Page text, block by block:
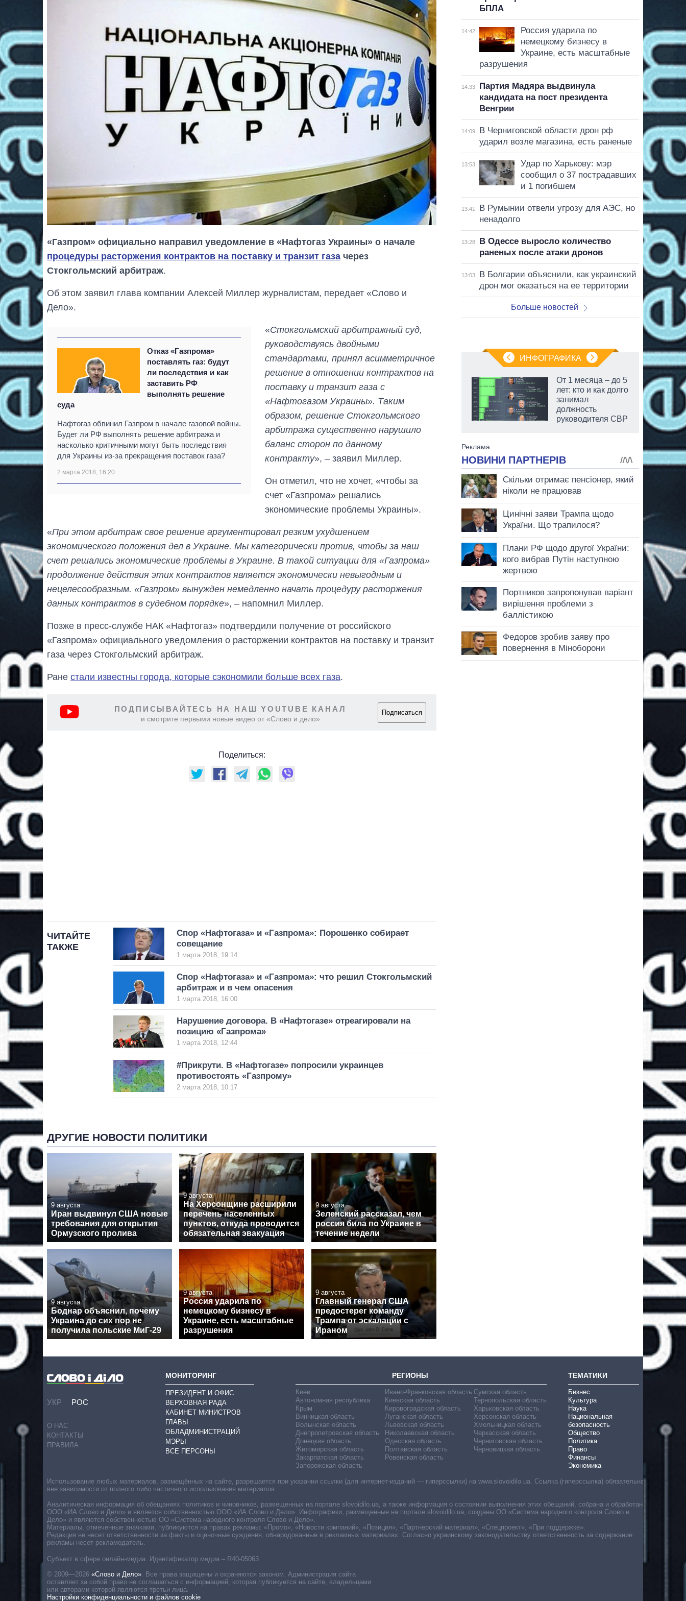
«Газпром» официально направил уведомление в «Нафтогаз Украины» о начале
процедуры расторжения контрактов на поставку и транзит газа через
Стокгольмский арбитраж.
Об этом заявил глава компании Алексей Миллер журналистам, передает «Слово и
Дело».
Отказ «Газпрома»
поставлять газ: будут
ли последствия и как
заставить РФ
выполнять решение
суда
Нафтогаз обвинил Газпром в начале газовой войны.
Будет ли РФ выполнять решение арбитража и
насколько критичными могут быть последствия
для Украины из-за прекращения поставок газа?
2 марта 2018, 16:20
«Стокгольмский арбитражный суд,
руководствуясь двойными
стандартами, принял асимметричное
решение в отношении контрактов на
поставку и транзит газа с
«Нафтогазом Украины». Таким
образом, решение Стокгольмского
арбитража существенно нарушило
баланс сторон по данному
контракту», – заявил Миллер.
Он отметил, что не хочет, «чтобы за
счет «Газпрома» решались
экономические проблемы Украины».
«При этом арбитраж свое решение аргументировал резким ухудшением
экономического положения дел в Украине. Мы категорически против, чтобы за наш
счет решались экономические проблемы в Украине. В такой ситуации для «Газпрома»
продолжение действия этих контрактов является экономически невыгодным и
нецелесообразным. «Газпром» вынужден немедленно начать процедуру расторжения
данных контрактов в судебном порядке», – напомнил Миллер.
Позже в пресс-службе НАК «Нафтогаз» подтвердили получение от российского
«Газпрома» официального уведомления о расторжении контрактов на поставку и транзит
газа через Стокгольмский арбитраж.
Ране стали известны города, которые сэкономили больше всех газа.
ПОДПИСЫВАЙТЕСЬ НА НАШ YOUTUBE КАНАЛ
и смотрите первыми новые видео от «Слово и дело»
Подписаться
Поделиться:
ЧИТАЙТЕ
ТАКЖЕ
Спор «Нафтогаза» и «Газпрома»: Порошенко собирает
совещание
1 марта 2018, 19:14
Спор «Нафтогаза» и «Газпрома»: что решил Стокгольмский
арбитраж и в чем опасения
1 марта 2018, 16:00
Нарушение договора. В «Нафтогазе» отреагировали на
позицию «Газпрома»
1 марта 2018, 12:44
#Прикрути. В «Нафтогазе» попросили украинцев
противостоять «Газпрому»
2 марта 2018, 10:17
ДРУГИЕ НОВОСТИ ПОЛИТИКИ
9 августа
Иран выдвинул США новые
требования для открытия
Ормузского пролива
9 августа
На Херсонщине расширили
перечень населенных
пунктов, откуда проводится
обязательная эвакуация
9 августа
Зеленский рассказал, чем
россия била по Украине в
течение недели
9 августа
Боднар объяснил, почему
Украина до сих пор не
получила польские МиГ-29
9 августа
Россия ударила по
немецкому бизнесу в
Украине, есть масштабные
разрушения
9 августа
Главный генерал США
предостерег команду
Трампа от эскалации с
Ираном
БПЛА
14:42
Россия ударила по
немецкому бизнесу в
Украине, есть масштабные
разрушения
14:33
Партия Мадяра выдвинула
кандидата на пост президента
Венгрии
14:09
В Черниговской области дрон рф
ударил возле магазина, есть раненые
13:53
Удар по Харькову: мэр
сообщил о 37 пострадавших
и 1 погибшем
13:41
В Румынии отвели угрозу для АЭС, но
ненадолго
13:28
В Одессе выросло количество
раненых после атаки дронов
13:03
В Болгарии объяснили, как украинский
дрон мог оказаться на ее территории
Больше новостей
ИНФОГРАФИКА
Как за 10 лет
изменилось
количество
бакалавриат,
магистратуру и
От 1 месяца – до 5
лет: кто и как долго
занимал
должность
руководителя СВР
УКР РОС
О НАС
КОНТАКТЫ
ПРАВИЛА
МОНИТОРИНГ
ПРЕЗИДЕНТ И ОФИС
ВЕРХОВНАЯ РАДА
КАБИНЕТ МИНИСТРОВ
ГЛАВЫ
ОБЛАДМИНИСТРАЦИЙ
МЭРЫ
ВСЕ ПЕРСОНЫ
РЕГИОНЫ
Киев
Автономная республика
Крым
Винницкая область
Волынская область
Днепропетровская область
Донецкая область
Житомирская область
Закарпатская область
Запорожская область
Ивано-Франковская область
Киевская область
Кировоградская область
Луганская область
Львовская область
Николаевская область
Одесская область
Полтавская область
Ровенская область
Сумская область
Тернопольская область
Харьковская область
Херсонская область
Хмельницкая область
Черкасская область
Черниговская область
Черновицкая область
ТЕМАТИКИ
Бизнес
Культура
Наука
Национальная
безопасность
Общество
Политика
Право
Финансы
Экономика
Субъект в сфере онлайн-медиа. Идентификатор медиа – R40-05063
© 2009—2026 «Слово и Дело». Все права защищены и охраняются законом. Администрация сайта
оставляет за собой право не соглашаться с информацией, которая публикуется на сайте, владельцами
или авторами которой являются третьи лица.
Настройки конфиденциальности и файлов cookie
Использование любых материалов, размещённых на сайте, разрешается при указании ссылки (для интернет-изданий — гиперссылки) на www.slovoidilo.ua. Ссылка (гиперссылка) обязательна
вне зависимости от полного либо частичного использования материалов.
Аналитическая информация об обещаниях политиков и чиновников, размещенных на портале slovoidilo.ua, а также информация о состоянии выполнения этих обещаний, собрана и обработана
ООО «ИА Слово и Дело» и является собственностью ООО «ИА Слово и Дело». Инфографики, размещенные на портале slovoidilo.ua, созданы ОО «Система народного контроля Слово и
Дело» и являются собственностью ОО «Система народного контроля Слово и Дело».
Материалы, отмеченные значками, публикуются на правах рекламы: «Промо», «Новости компаний», «Позиция», «Партнерский материал», «Спецпроект», «При поддержке».
Редакция не несет ответственности за факты и оценочные суждения, обнародованные в рекламных материалах. Согласно украинскому законодательству ответственность за содержание
рекламы несет рекламодатель.